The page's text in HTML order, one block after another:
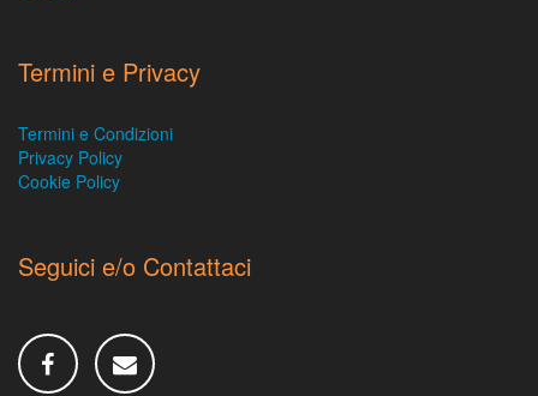
Termini e Privacy
Termini e Condizioni
Privacy Policy
Cookie Policy
Seguici e/o Contattaci